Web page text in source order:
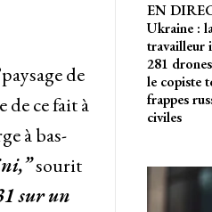
de
ce fait à
à bas-
sourit
sur un
EN
Ukraine :
travailleur
281
le copiste
frappes
civiles